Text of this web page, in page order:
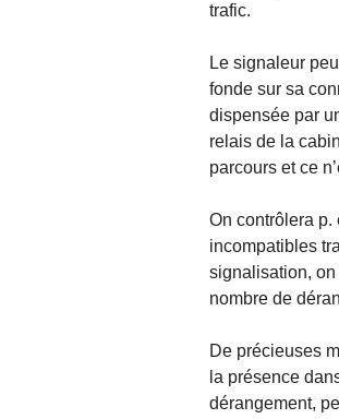
trafic.
Le signaleur
fonde sur sa
dispensée par
relais de la
parcours et ce
On contrôlera p.
incompatibles
signalisation, on
nombre de
De précieuses
la présence
dérangement,